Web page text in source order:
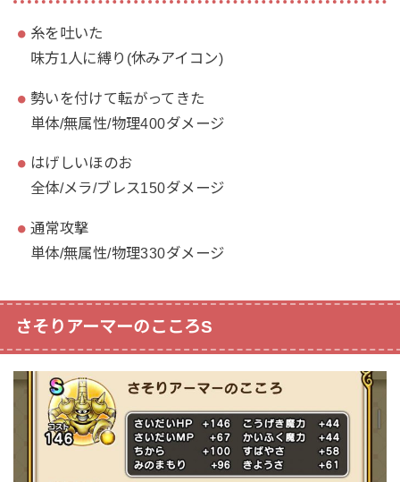
糸を吐いた
味方1人に縛り(休みアイコン)
勢いを付けて転がってきた
単体/無属性/物理400ダメージ
はげしいほのお
全体/メラ/ブレス150ダメージ
通常攻撃
単体/無属性/物理330ダメージ
さそりアーマーのこころS